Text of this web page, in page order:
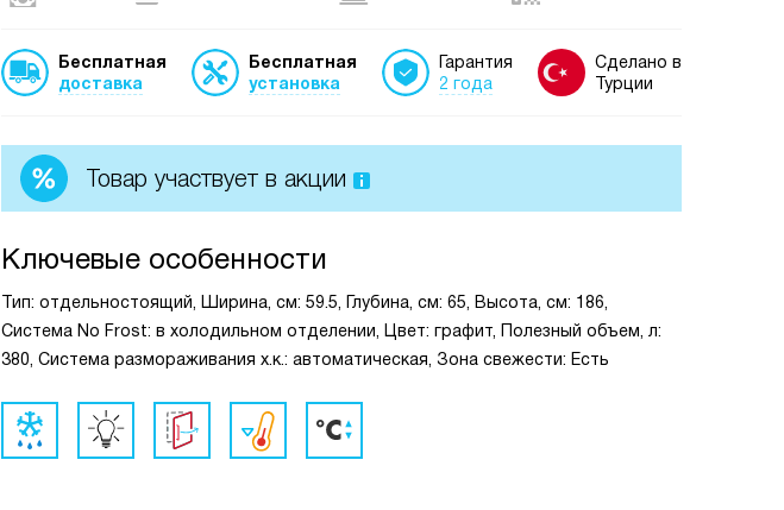
Бесплатная
доставка
Бесплатная
установка
Гарантия
2 года
Сделано в
Турции
Товар участвует в акции
Ключевые особенности
Тип: отдельностоящий, Ширина, см: 59.5, Глубина, см: 65, Высота, см: 186,
Система No Frost: в холодильном отделении, Цвет: графит, Полезный объем, л:
380, Система размораживания х.к.: автоматическая, Зона свежести: Есть